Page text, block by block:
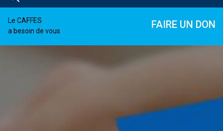
Le CAFFES
a besoin de vous
FAIRE UN DON